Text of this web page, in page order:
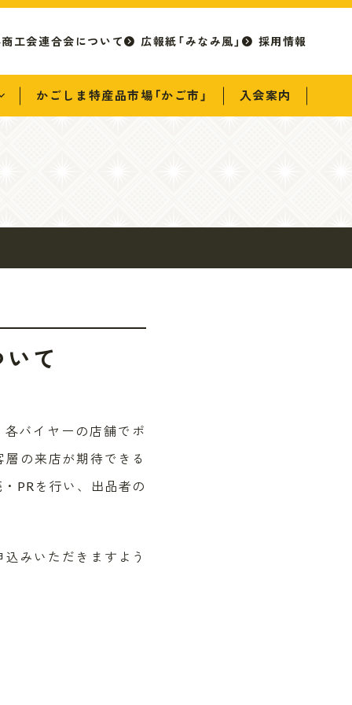
工会連合会について 広報紙「みなみ風」 採用情報
かごしま特産品市場「かご市」 入会案内
て
バイヤーの店舗でポ
層の来店が期待できる
PR を行い、出品者の
みいただきますよう